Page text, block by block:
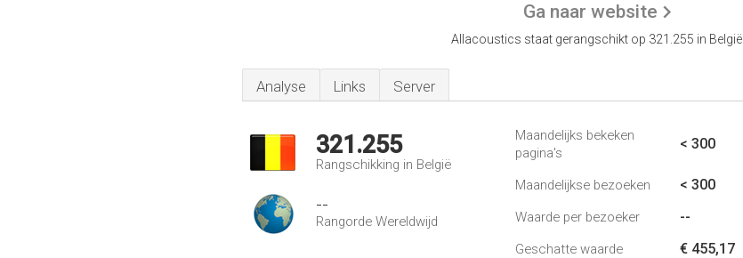
Ga naar website
Allacoustics staat gerangschikt op 321.255 in België.
Analyse Links Server
321.255
Rangschikking in België
--
Rangorde Wereldwijd
Maandelijks bekeken
pagina's
< 300
Maandelijkse bezoeken < 300
Waarde per bezoeker --
Geschatte waarde € 455,17